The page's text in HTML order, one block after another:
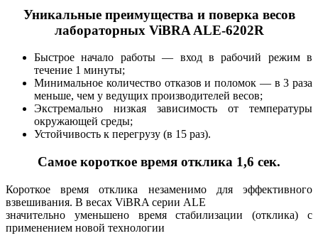
Уникальные преимущества и поверка весов
лабораторных ViBRA ALE-6202R
Быстрое начало работы — вход в рабочий режим в
течение 1 минуты;
Минимальное количество отказов и поломок — в 3 раза
меньше, чем у ведущих производителей весов;
Экстремально низкая зависимость от температуры
окружающей среды;
Устойчивость к перегрузу (в 15 раз).
Самое короткое время отклика 1,6 сек.
Короткое время отклика незаменимо для эффективного
взвешивания. В весах ViBRA серии ALE
значительно уменьшено время стабилизации (отклика) с
применением новой технологии